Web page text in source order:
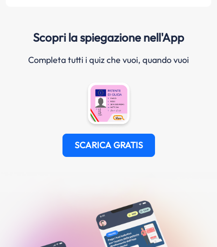
Scopri la spiegazione nell'App
Completa tutti i quiz che vuoi, quando vuoi
SCARICA GRATIS